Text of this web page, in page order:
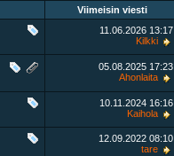
Viimeisin viesti
11.06.2026 13:17
Kilkki
05.08.2025 17:23
Ahonlaita
10.11.2024 16:16
Kaihola
12.09.2022 08:10
tare